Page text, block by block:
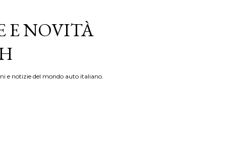
E NOVITÀ
e notizie del mondo auto italiano.